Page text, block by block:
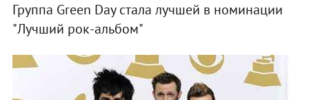
Группа Green Day стала лучшей в номинации
"Лучший рок-альбом"